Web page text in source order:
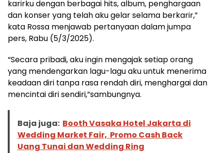
karirku dengan berbagai hits, album, penghargaan
dan konser yang telah aku gelar selama berkarir,”
kata Rossa menjawab pertanyaan dalam jumpa
pers, Rabu (5/3/2025).
“Secara pribadi, aku ingin mengajak setiap orang
yang mendengarkan lagu-lagu aku untuk menerima
keadaan diri tanpa rasa rendah diri, menghargai dan
mencintai diri sendiri,”sambungnya.
Baja juga: Booth Vasaka Hotel Jakarta di
Wedding Market Fair, Promo Cash Back
Uang Tunai dan Wedding Ring